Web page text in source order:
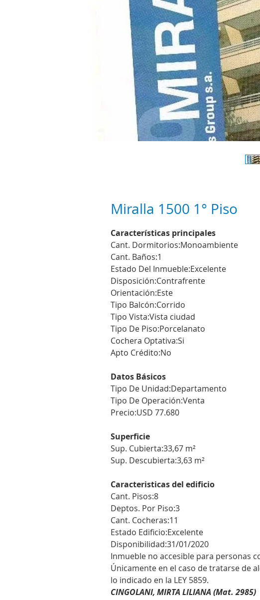
Miralla 1500 1° Piso
Características principales
Cant. Dormitorios:Monoambiente
Cant. Baños:1
Estado Del Inmueble:Excelente
Disposición:Contrafrente
Orientación:Este
Tipo Balcón:Corrido
Tipo Vista:Vista ciudad
Tipo De Piso:Porcelanato
Cochera Optativa:Si
Apto Crédito:No
Datos Básicos
Tipo De Unidad:Departamento
Tipo De Operación:Venta
Precio:USD 77.680
Superficie
Sup. Cubierta:33,67 m²
Sup. Descubierta:3,63 m²
Caracteristicas del edificio
Cant. Pisos:8
Deptos. Por Piso:3
Cant. Cocheras:11
Estado Edificio:Excelente
Disponibilidad:31/01/2020
Inmueble no accesible para personas
Únicamente en el caso de tratarse de
lo indicado en la LEY 5859.
CINGOLANI, MIRTA LILIANA (Mat. 2985)